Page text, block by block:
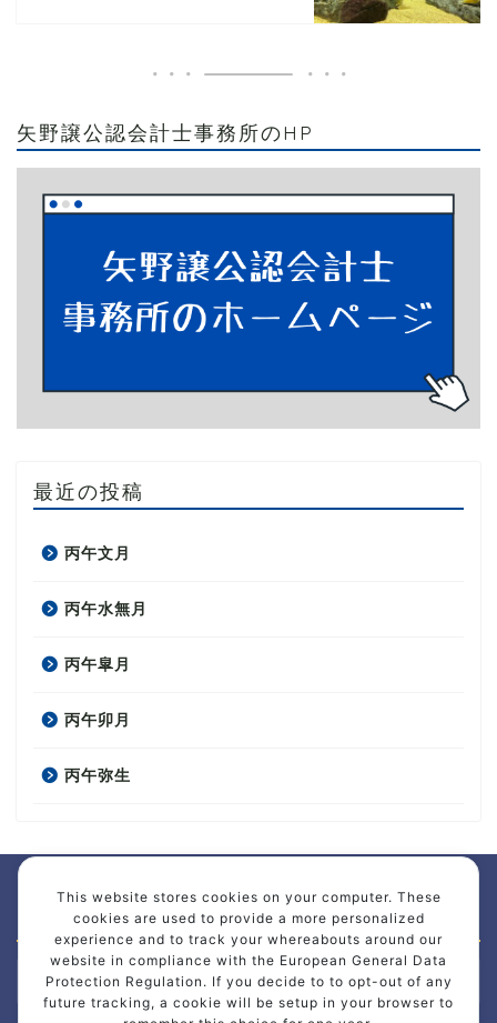
矢野譲公認会計士事務所のHP
最近の投稿
丙午文月
丙午水無月
丙午皐月
丙午卯月
丙午弥生
アーカイブ
This website stores cookies on your computer. These
cookies are used to provide a more personalized
experience and to track your whereabouts around our
website in compliance with the European General Data
Protection Regulation. If you decide to to opt-out of any
future tracking, a cookie will be setup in your browser to